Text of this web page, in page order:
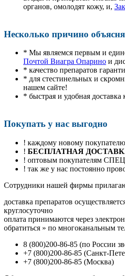
органов, омолодят кожу, и,
Несколько причино
* Мы являемся первым и
Почтой Виагра Опарино и
* качество препаратов
* для стестинельных и
нашем сайте!
* быстрая и удобная
Покупать у нас выгодно
! каждому новому покупателю
! БЕСПЛАТНАЯ
! оптовым покупателям
! так же у нас постоянно
Cотрудники нашей фирмы
доставка препаратов
круглосуточно
оплата принимаются через
обратиться » по многоканальным
8 (800)200-86-85 (по России
+7 (800)200-86-85 (Санкт-
+7 (800)200-86-85 (Москва)